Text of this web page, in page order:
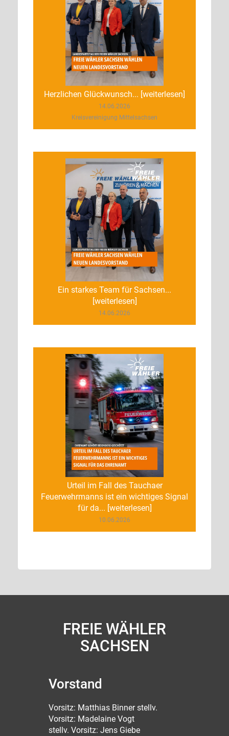
Herzlichen Glückwunsch... [weiterlesen]
14.06.2026
Kreisvereinigung Mittelsachsen
Ein starkes Team für Sachsen...
[weiterlesen]
14.06.2026
Urteil im Fall des Tauchaer
Feuerwehrmanns ist ein wichtiges Signal
für da... [weiterlesen]
10.06.2026
FREIE WÄHLER
SACHSEN
Vorstand
Vorsitz: Matthias Binner stellv.
Vorsitz: Madelaine Vogt
stellv. Vorsitz: Jens Giebe